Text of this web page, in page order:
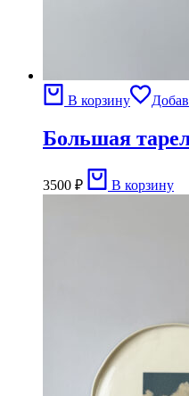
В корзину
Большая
3500 ₽ В корзину